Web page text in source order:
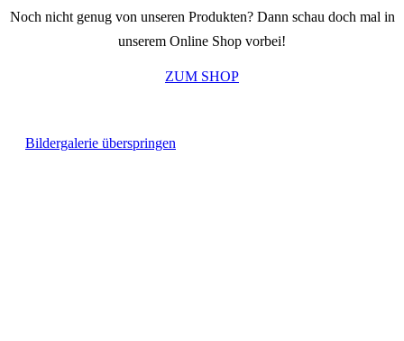
Noch nicht genug von unseren Produkten? Dann schau doch mal in
unserem Online Shop vorbei!
ZUM SHOP
Bildergalerie überspringen